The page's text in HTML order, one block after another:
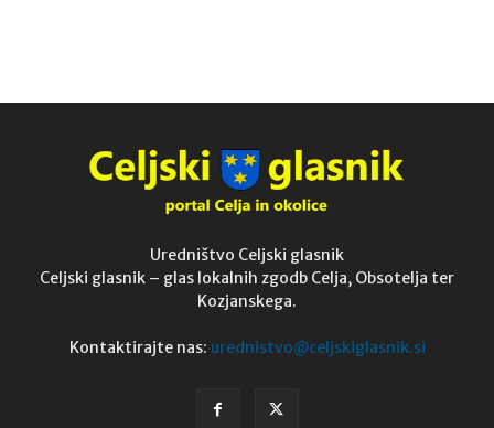
Uredništvo Celjski glasnik
Celjski glasnik – glas lokalnih zgodb Celja, Obsotelja ter
Kozjanskega.
Kontaktirajte nas: urednistvo@celjskiglasnik.si